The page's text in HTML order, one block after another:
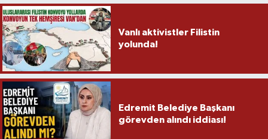
Vanlı aktivistler Filistin
yolunda!
Edremit Belediye Başkanı
görevden alındı iddiası!